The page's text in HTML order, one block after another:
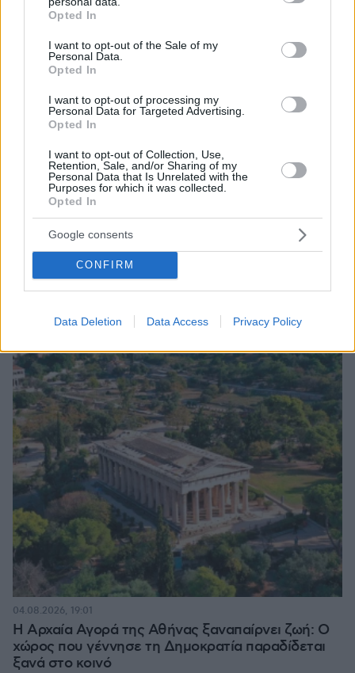
grant or deny consent to Google and its third-party tags to
use your data for below specified purposes in below Google
consent section.
Opted In
I want to opt-out of the Sale of my
Personal Data.
Opted In
I want to opt-out of processing my
Personal Data for Targeted Advertising.
Opted In
I want to opt-out of Collection, Use,
Retention, Sale, and/or Sharing of my
Personal Data that Is Unrelated with the
Purposes for which it was collected.
Opted In
Google consents
CONFIRM
Data Deletion Data Access Privacy Policy
Έπεσαν οι υπογραφές για την ηλεκτρική
διασύνδεση Ελλάδας - Κύπρου - Μητσοτάκης:
Ισχυρή ψήφος εμπιστοσύνης στην Ελλάδα η
είσοδος της γαλλικής Meridiam
05.08.2026, 17:45
Η Αρχαία Αγορά της Αθήνας ξαναπαίρνει ζωή: Ο
χώρος που γέννησε τη Δημοκρατία παραδίδεται
ξανά στο κοινό
04.08.2026, 19:01